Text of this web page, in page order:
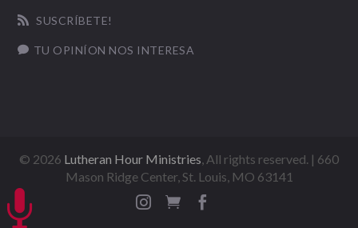
 SUSCRÍBETE!
 TU OPINÍON NOS INTERESA
© 2026 Lutheran Hour Ministries, All rights reserved. | 660
Mason Ridge Center, St. Louis, MO 63141

 
